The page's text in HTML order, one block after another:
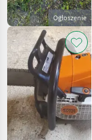
Ogłoszenie